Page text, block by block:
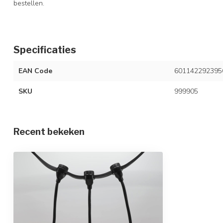
bestellen.
Specificaties
EAN Code
SKU 999905
Recent bekeken